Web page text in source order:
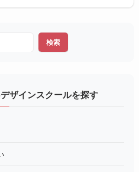
検索
ザインスクールを探す